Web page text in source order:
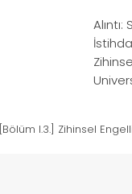
[Bölüm I.3.] Zihinsel